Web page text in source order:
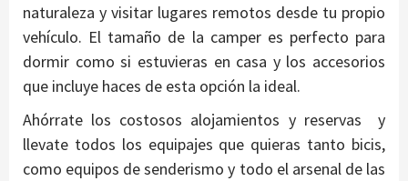
naturaleza y visitar lugares remotos desde tu propio
vehículo. El tamaño de la camper es perfecto para
dormir como si estuvieras en casa y los accesorios
que incluye haces de esta opción la ideal.
Ahórrate los costosos alojamientos y reservas y
llevate todos los equipajes que quieras tanto bicis,
como equipos de senderismo y todo el arsenal de las